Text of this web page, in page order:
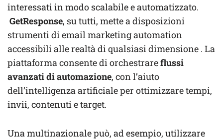
interessati in modo scalabile e automatizzato.
GetResponse, su tutti, mette a disposizioni
strumenti di email marketing automation
accessibili alle realtà di qualsiasi dimensione . La
piattaforma consente di orchestrareflussi
avanzati di automazione, con l’aiuto
dell’intelligenza artificiale per ottimizzare tempi,
invii, contenuti e target.
Una multinazionale può, ad esempio, utilizzare